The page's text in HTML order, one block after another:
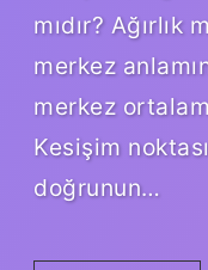
mıdır?
merkez
merkez
Kesişim
doğrunun…